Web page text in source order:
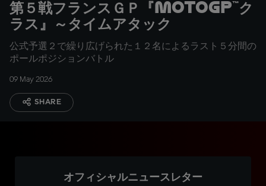
第５戦フランスＧＰ『MotoGP™ク
ラス』～タイムアタック
公式予選２で繰り広げられた１２名によるラスト５分間の
ポールポジションバトル
09 May 2026
SHARE
オフィシャルニュースレター